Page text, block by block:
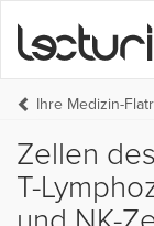
Ihre Medizin-
Zellen
T-